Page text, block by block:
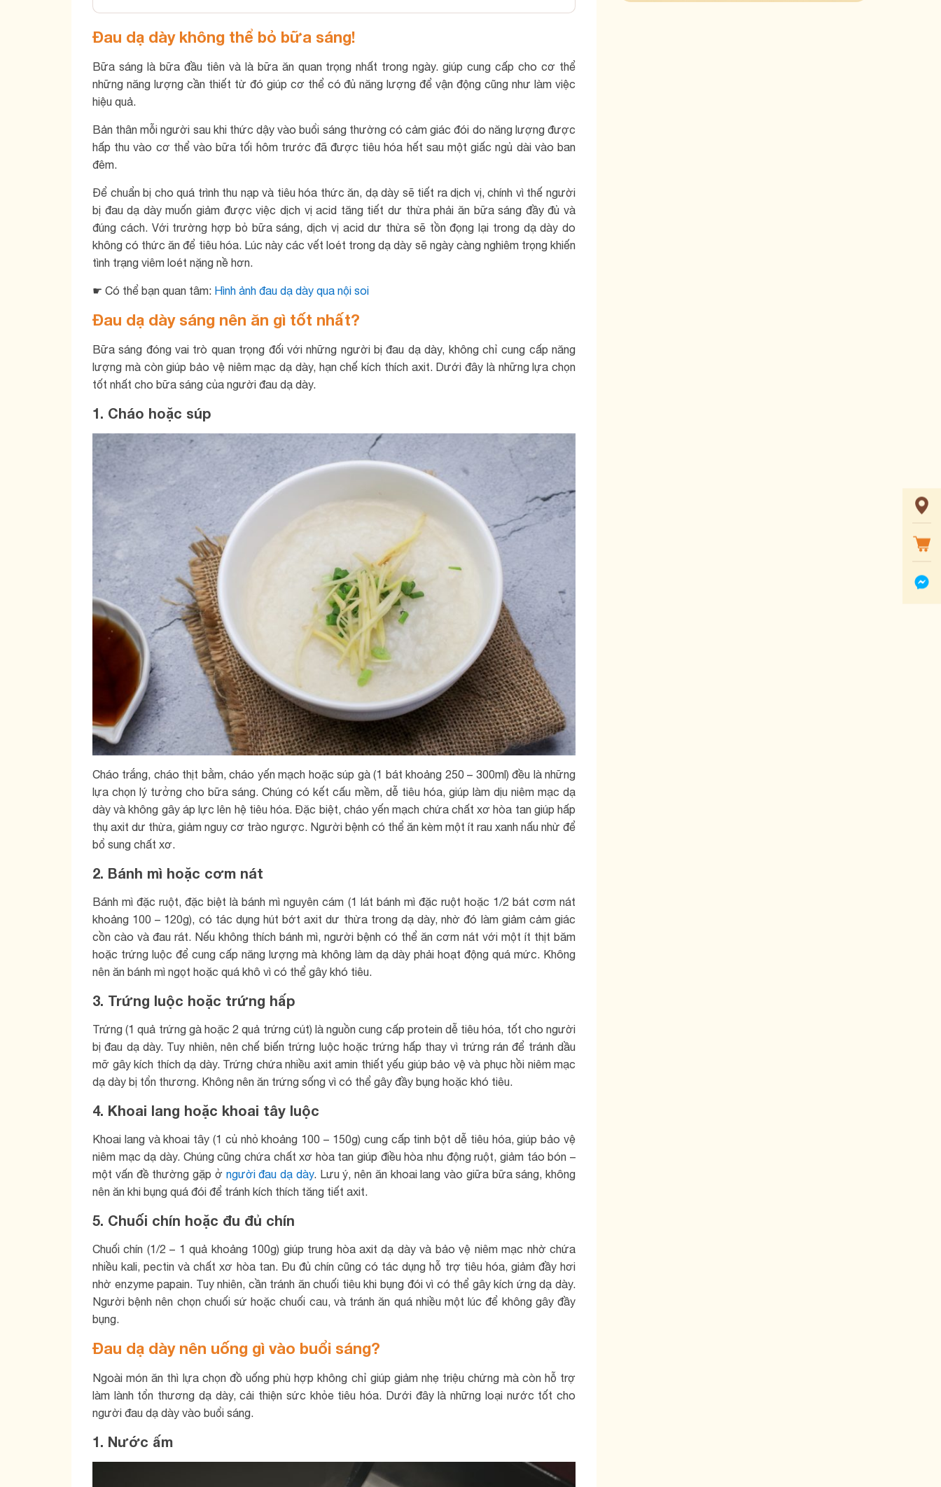
Đau dạ dày không thể bỏ bữa sáng!
Bữa sáng là bữa đầu tiên và là bữa ăn quan trọng nhất trong ngày. giúp cung cấp cho cơ thể
những năng lượng cần thiết từ đó giúp cơ thể có đủ năng lượng để vận động cũng như làm việc
hiệu quả.
Bản thân mỗi người sau khi thức dậy vào buổi sáng thường có cảm giác đói do năng lượng được
hấp thu vào cơ thể vào bữa tối hôm trước đã được tiêu hóa hết sau một giấc ngủ dài vào ban
đêm.
Để chuẩn bị cho quá trình thu nạp và tiêu hóa thức ăn, dạ dày sẽ tiết ra dịch vị, chính vì thế người
bị đau dạ dày muốn giảm được việc dịch vị acid tăng tiết dư thừa phải ăn bữa sáng đầy đủ và
đúng cách. Với trường hợp bỏ bữa sáng, dịch vị acid dư thừa sẽ tồn đọng lại trong dạ dày do
không có thức ăn để tiêu hóa. Lúc này các vết loét trong dạ dày sẽ ngày càng nghiêm trọng khiến
tình trạng viêm loét nặng nề hơn.
☛ Có thể bạn quan tâm: Hình ảnh đau dạ dày qua nội soi
Đau dạ dày sáng nên ăn gì tốt nhất?
Bữa sáng đóng vai trò quan trọng đối với những người bị đau dạ dày, không chỉ cung cấp năng
lượng mà còn giúp bảo vệ niêm mạc dạ dày, hạn chế kích thích axit. Dưới đây là những lựa chọn
tốt nhất cho bữa sáng của người đau dạ dày.
1. Cháo hoặc súp
Cháo trắng, cháo thịt bằm, cháo yến mạch hoặc súp gà (1 bát khoảng 250 – 300ml) đều là những
lựa chọn lý tưởng cho bữa sáng. Chúng có kết cấu mềm, dễ tiêu hóa, giúp làm dịu niêm mạc dạ
dày và không gây áp lực lên hệ tiêu hóa. Đặc biệt, cháo yến mạch chứa chất xơ hòa tan giúp hấp
thụ axit dư thừa, giảm nguy cơ trào ngược. Người bệnh có thể ăn kèm một ít rau xanh nấu nhừ để
bổ sung chất xơ.
2. Bánh mì hoặc cơm nát
Bánh mì đặc ruột, đặc biệt là bánh mì nguyên cám (1 lát bánh mì đặc ruột hoặc 1/2 bát cơm nát
khoảng 100 – 120g), có tác dụng hút bớt axit dư thừa trong dạ dày, nhờ đó làm giảm cảm giác
cồn cào và đau rát. Nếu không thích bánh mì, người bệnh có thể ăn cơm nát với một ít thịt băm
hoặc trứng luộc để cung cấp năng lượng mà không làm dạ dày phải hoạt động quá mức. Không
nên ăn bánh mì ngọt hoặc quá khô vì có thể gây khó tiêu.
3. Trứng luộc hoặc trứng hấp
Trứng (1 quả trứng gà hoặc 2 quả trứng cút) là nguồn cung cấp protein dễ tiêu hóa, tốt cho người
bị đau dạ dày. Tuy nhiên, nên chế biến trứng luộc hoặc trứng hấp thay vì trứng rán để tránh dầu
mỡ gây kích thích dạ dày. Trứng chứa nhiều axit amin thiết yếu giúp bảo vệ và phục hồi niêm mạc
dạ dày bị tổn thương. Không nên ăn trứng sống vì có thể gây đầy bụng hoặc khó tiêu.
4. Khoai lang hoặc khoai tây luộc
Khoai lang và khoai tây (1 củ nhỏ khoảng 100 – 150g) cung cấp tinh bột dễ tiêu hóa, giúp bảo vệ
niêm mạc dạ dày. Chúng cũng chứa chất xơ hòa tan giúp điều hòa nhu động ruột, giảm táo bón –
một vấn đề thường gặp ở người đau dạ dày. Lưu ý, nên ăn khoai lang vào giữa bữa sáng, không
nên ăn khi bụng quá đói để tránh kích thích tăng tiết axit.
5. Chuối chín hoặc đu đủ chín
Chuối chín (1/2 – 1 quả khoảng 100g) giúp trung hòa axit dạ dày và bảo vệ niêm mạc nhờ chứa
nhiều kali, pectin và chất xơ hòa tan. Đu đủ chín cũng có tác dụng hỗ trợ tiêu hóa, giảm đầy hơi
nhờ enzyme papain. Tuy nhiên, cần tránh ăn chuối tiêu khi bụng đói vì có thể gây kích ứng dạ dày.
Người bệnh nên chọn chuối sứ hoặc chuối cau, và tránh ăn quá nhiều một lúc để không gây đầy
bụng.
Đau dạ dày nên uống gì vào buổi sáng?
Ngoài món ăn thì lựa chọn đồ uống phù hợp không chỉ giúp giảm nhẹ triệu chứng mà còn hỗ trợ
làm lành tổn thương dạ dày, cải thiện sức khỏe tiêu hóa. Dưới đây là những loại nước tốt cho
người đau dạ dày vào buổi sáng.
1. Nước ấm